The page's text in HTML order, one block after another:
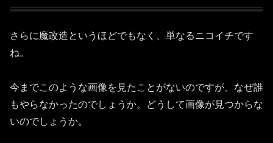
さらに魔改造というほどでもなく、単なるニコイチです
ね。
今までこのような画像を見たことがないのですが、なぜ誰
もやらなかったのでしょうか。どうして画像が見つからな
いのでしょうか。